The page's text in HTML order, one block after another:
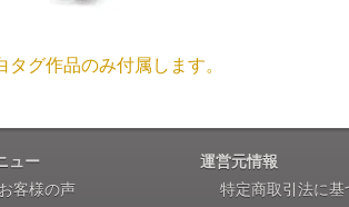
買い物・お問い合わせで送信される全ての
安心してお買い物をお楽しみください。
撮られたものですので違う商品が届きます。
紹介分が丁寧に書かれていたこと（
埼玉県 K・I 様 （女性）
グ作品のみ付属します。
ュー
お客様の声
運営元情報
特定商取引法に基